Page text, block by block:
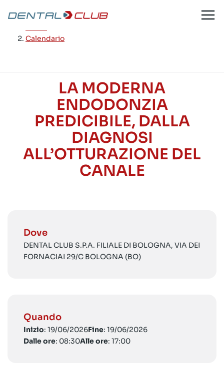
contenuto
Calendario
LA MODERNA
ENDODONZIA
PREDICIBILE, DALLA
DIAGNOSI
ALL’OTTURAZIONE DEL
CANALE
Dove
DENTAL CLUB S.P.A. FILIALE DI BOLOGNA, VIA DEI
FORNACIAI 29/C BOLOGNA (BO)
Quando
Inizio: 19/06/2026Fine: 19/06/2026
Dalle ore: 08:30Alle ore: 17:00